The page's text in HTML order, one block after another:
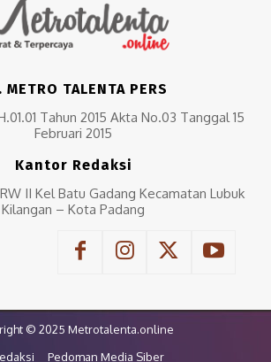
METRO TALENTA PERS
Tahun 2015 Akta No.03 Tanggal 15
Februari 2015
Kantor Redaksi
II Kel Batu Gadang Kecamatan Lubuk
Kilangan – Kota Padang
© 2025 Metrotalenta.online
Pedoman Media Siber